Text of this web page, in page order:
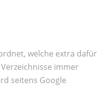
welche extra dafür
immer
seitens Google